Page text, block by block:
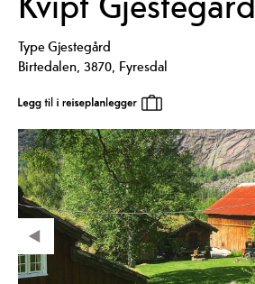
TypeGjestegård
Birtedalen, 3870, Fyresdal